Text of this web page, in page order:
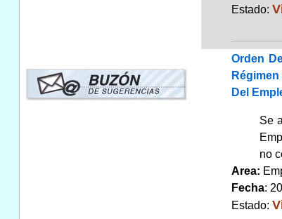
Estado:
Orden
Del
Se
no
Area:
Fecha:
Estado: